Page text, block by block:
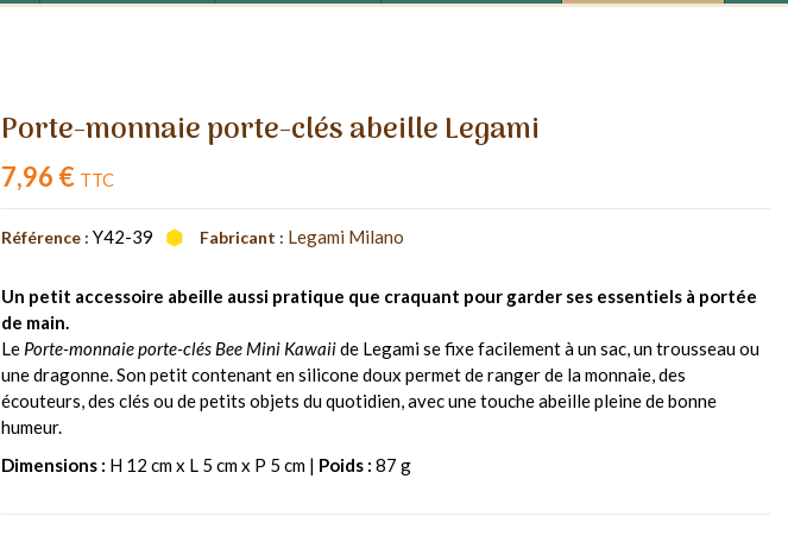
Porte-monnaie porte-clés abeille Legami
7,96 € TTC
Référence : Y42-39 Fabricant : Legami Milano
Un petit accessoire abeille aussi pratique que craquant pour garder ses essentiels à portée
de main.
Le Porte-monnaie porte-clés Bee Mini Kawaiide Legami se fixe facilement à un sac, un trousseau ou
une dragonne. Son petit contenant en silicone doux permet de ranger de la monnaie, des
écouteurs, des clés ou de petits objets du quotidien, avec une touche abeille pleine de bonne
humeur.
Dimensions : H 12 cm x L 5 cm x P 5 cm | Poids : 87 g